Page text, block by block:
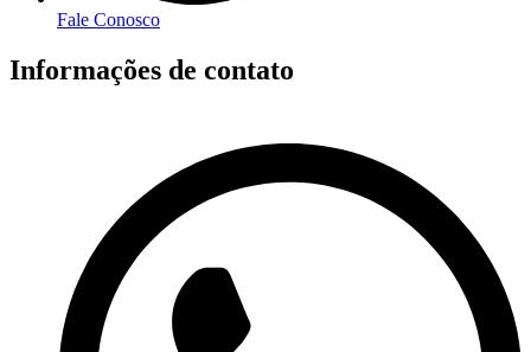
Fale Conosco
Informações de contato